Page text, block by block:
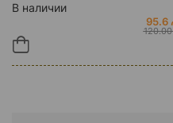
В наличии
95.6